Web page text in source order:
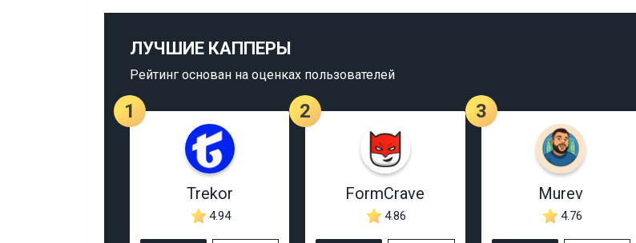
ЛУЧШИЕ КАППЕРЫ
Рейтинг основан на оценках пользователей
1
Trekor
4.94
2
FormCrave
4.86
3
Murev
4.76